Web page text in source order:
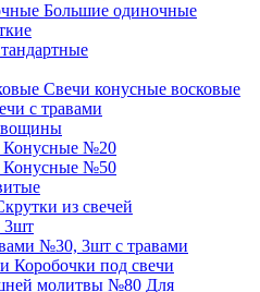
Большие одиночные
Свечи конусные восковые
с травами
Конусные №20
Конусные №50
из свечей
№30, 3шт с травами
Коробочки под свечи
№80 Для